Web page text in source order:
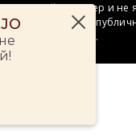
характер и не
на основании
магазина.